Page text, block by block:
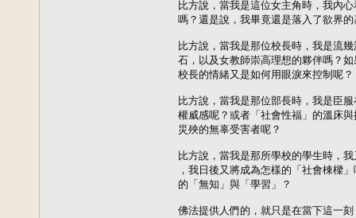
比方說，當我是這位女主角時，我內
嗎？還是說，我畢竟還是落入了欲界
比方說，當我是那位校長時，我是流
石，以及女教師崇高理想的夥伴嗎？
校長的情緒又是如何用眼淚來控制呢？
比方說，當我是那位部長時，我是臣
權威感呢？或者「社會性福」的溫床
災殃的無辜受害者呢？
比方說，當我是那所學校的學生時，
，我日後又將成為怎樣的「社會棟樑
的「無知」與「學習」？
佛法提供人們的，就只是在當下這一